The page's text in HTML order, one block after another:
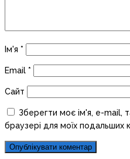
Ім'я *
Email *
Сайт
Зберегти моє ім'я, e-mail,
браузері для моїх подальших